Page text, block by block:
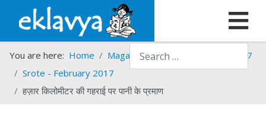
Search
You are here: Home Magazines Srote
Srote - 2017
Srote - February 2017
हज़ार किलोमीटर की गहराई पर पानी के प्रमाण